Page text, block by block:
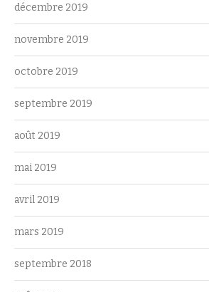
décembre 2019
novembre 2019
octobre 2019
septembre 2019
août 2019
mai 2019
avril 2019
mars 2019
septembre 2018